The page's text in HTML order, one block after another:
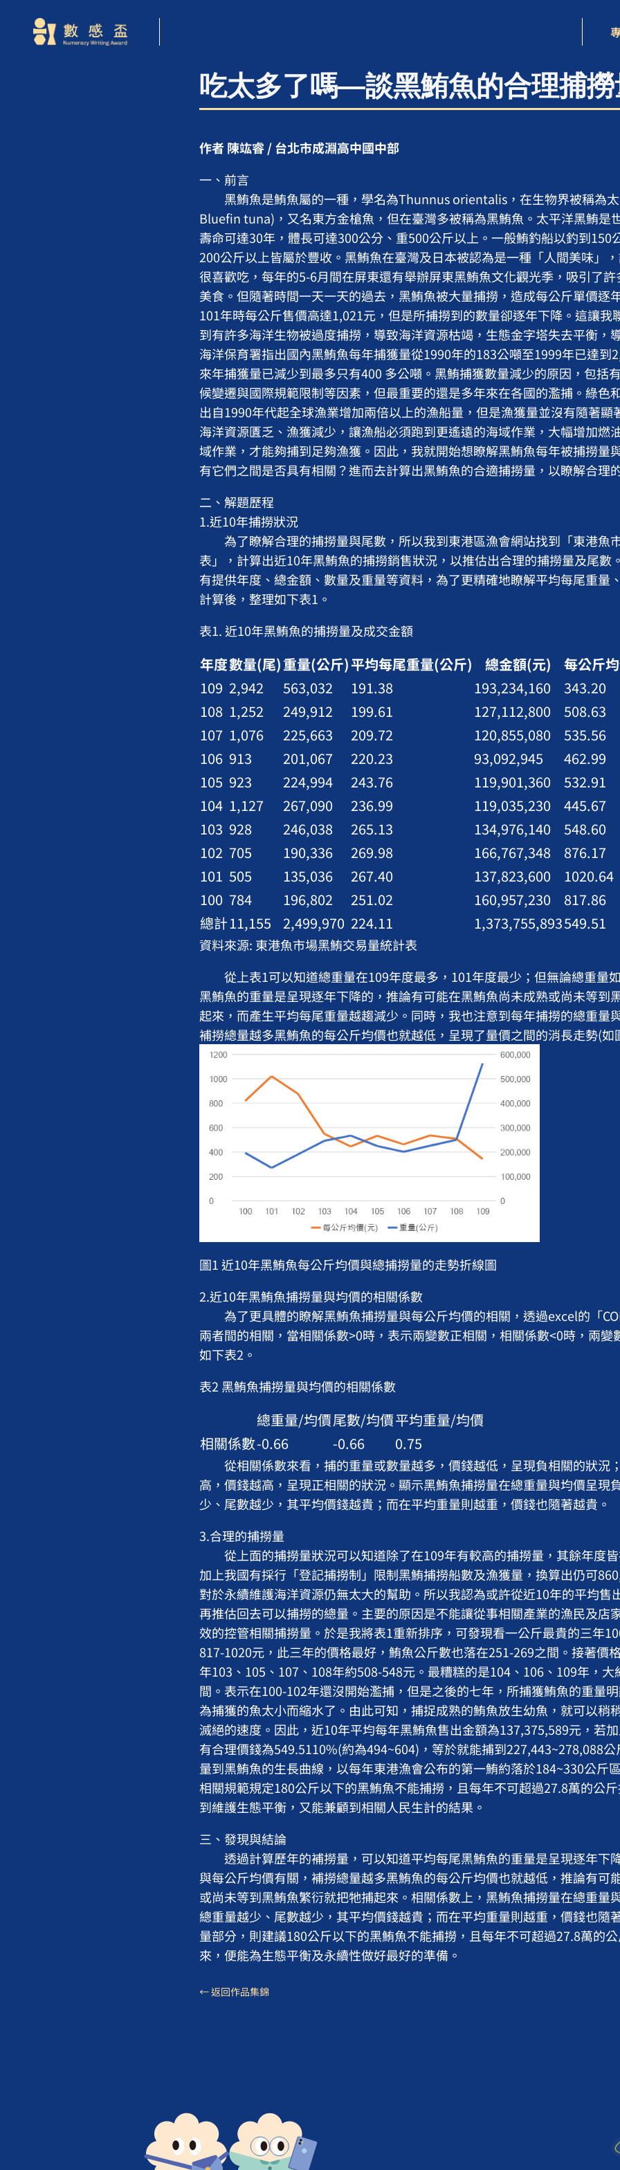
吃太多了嗎—談黑鮪魚的合理捕撈
作者 陳竑睿 / 台北市成淵高中國中部
一、前言
黑鮪魚是鮪魚屬的一種，學名為Thunnus orientalis，在生物界被稱為
Bluefin tuna)，又名東方金槍魚，但在臺灣多被稱為黑鮪魚。太平洋黑鮪是
壽命可達30年，體長可達300公分、重500公斤以上。一般鮪釣船以釣到150
200公斤以上皆屬於豐收。黑鮪魚在臺灣及日本被認為是一種「人間美味」
很喜歡吃，每年的5-6月間在屏東還有舉辦屏東黑鮪魚文化觀光季，吸引了
美食。但隨著時間一天一天的過去，黑鮪魚被大量捕撈，造成每公斤單價逐
101年時每公斤售價高達1,021元，但是所捕撈到的數量卻逐年下降。這讓我
到有許多海洋生物被過度捕撈，導致海洋資源枯竭，生態金字塔失去平衡，
海洋保育署指出國內黑鮪魚每年捕獲量從1990年的183公噸至1999年已達到
來年捕獲量已減少到最多只有400 多公噸。黑鮪捕獲數量減少的原因，包括
候變遷與國際規範限制等因素，但最重要的還是多年來在各國的濫捕。綠色
出自1990年代起全球漁業增加兩倍以上的漁船量，但是漁獲量並沒有隨著顯
海洋資源匱乏、漁獲減少，讓漁船必須跑到更遙遠的海域作業，大幅增加燃
域作業，才能夠捕到足夠漁獲。因此，我就開始想瞭解黑鮪魚每年被捕撈量
有它們之間是否具有相關？進而去計算出黑鮪魚的合適捕撈量，以瞭解合理
二、解題歷程
1.近10年捕撈狀況
為了瞭解合理的捕撈量與尾數，所以我到東港區漁會網站找到「東港魚
表」，計算出近10年黑鮪魚的捕撈銷售狀況，以推估出合理的捕撈量及尾數
有提供年度、總金額、數量及重量等資料，為了更精確地瞭解平均每尾重量
計算後，整理如下表1。
表1. 近10年黑鮪魚的捕撈量及成交金額
年度數量(尾)重量(公斤)平均每尾重量(公斤) 總金額(元)
每公斤
109 2,942 563,032 191.38 193,234,160
343.20
108 1,252 249,912 199.61 127,112,800
508.63
107 1,076 225,663 209.72 120,855,080
535.56
106 913 201,067 220.23 93,092,945
462.99
105 923 224,994 243.76 119,901,360
532.91
104 1,127 267,090 236.99 119,035,230
445.67
103 928 246,038 265.13 134,976,140
548.60
102 705 190,336 269.98 166,767,348
876.17
101 505 135,036 267.40 137,823,600
1020.64
100 784 196,802 251.02 160,957,230
817.86
總計11,155 2,499,970 224.11 1,373,755,893549.51
資料來源: 東港魚市場黑鮪交易量統計表
從上表1可以知道總重量在109年度最多，101年度最少；但無論總重量
黑鮪魚的重量是呈現逐年下降的，推論有可能在黑鮪魚尚未成熟或尚未等到
起來，而產生平均每尾重量越趨減少。同時，我也注意到每年捕撈的總重量
補撈總量越多黑鮪魚的每公斤均價也就越低，呈現了量價之間的消長走勢(如
圖1 近10年黑鮪魚每公斤均價與總捕撈量的走勢折線圖
2.近10年黑鮪魚捕撈量與均價的相關係數
為了更具體的瞭解黑鮪魚捕撈量與每公斤均價的相關，透過excel的「
兩者間的相關，當相關係數>0時，表示兩變數正相關，相關係數<0時，兩變
如下表2。
表2 黑鮪魚捕撈量與均價的相關係數
總重量/均價尾數/均價平均重量/均價
相關係數-0.66 -0.66 0.75
從相關係數來看，捕的重量或數量越多，價錢越低，呈現負相關的狀況
高，價錢越高，呈現正相關的狀況。顯示黑鮪魚捕撈量在總重量與均價呈現
少、尾數越少，其平均價錢越貴；而在平均重量則越重，價錢也隨著越貴。
3.合理的捕撈量
從上面的捕撈量狀況可以知道除了在109年有較高的捕撈量，其餘年度
加上我國有採行「登記捕撈制」限制黑鮪捕撈船數及漁獲量，換算出仍可
對於永續維護海洋資源仍無太大的幫助。所以我認為或許從近10年的平均售
再推估回去可以捕撈的總量。主要的原因是不能讓從事相關產業的漁民及店
效的控管相關捕撈量。於是我將表1重新排序，可發現看一公斤最貴的三年
817-1020元，此三年的價格最好，鮪魚公斤數也落在251-269之間。接著價
年103、105、107、108年約508-548元。最糟糕的是104、106、109年，大
間。表示在100-102年還沒開始濫捕，但是之後的七年，所捕獲鮪魚的重量
為捕獲的魚太小而縮水了。由此可知，捕捉成熟的鮪魚放生幼魚，就可以稍
滅絕的速度。因此，近10年平均每年黑鮪魚售出金額為137,375,589元，若
有合理價錢為549.5110%(約為494~604)，等於就能捕到227,443~278,088
量到黑鮪魚的生長曲線，以每年東港漁會公布的第一鮪約落於184~330公斤
相關規範規定180公斤以下的黑鮪魚不能捕撈，且每年不可超過27.8萬的公
到維護生態平衡，又能兼顧到相關人民生計的結果。
三、發現與結論
透過計算歷年的補撈量，可以知道平均每尾黑鮪魚的重量是呈現逐年下
與每公斤均價有關，補撈總量越多黑鮪魚的每公斤均價也就越低，推論有可
或尚未等到黑鮪魚繁衍就把牠捕起來。相關係數上，黑鮪魚捕撈量在總重量
總重量越少、尾數越少，其平均價錢越貴；而在平均重量則越重，價錢也隨
量部分，則建議180公斤以下的黑鮪魚不能捕撈，且每年不可超過27.8萬的
來，便能為生態平衡及永續性做好最好的準備。
← 返回作品集錦